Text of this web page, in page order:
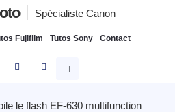
Spécialiste Canon
Fujifilm Tutos Sony Contact
le flash EF-630 multifunction